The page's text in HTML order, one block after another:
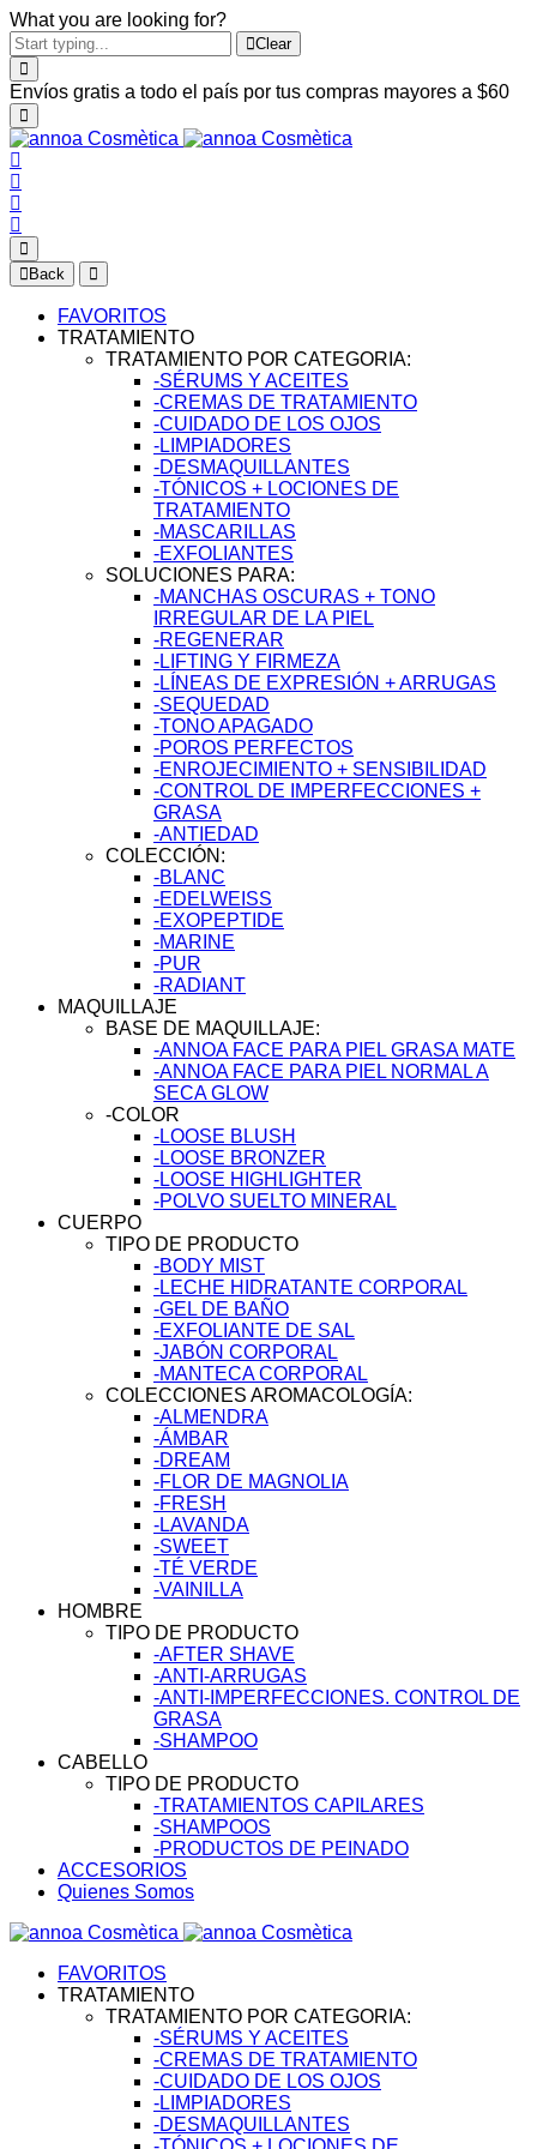
What you are looking for?
Clear
Envíos gratis a todo el país por tus compras mayores a $60
Back
FAVORITOS
TRATAMIENTO
TRATAMIENTO POR CATEGORIA:
-SÉRUMS Y ACEITES
-CREMAS DE TRATAMIENTO
-CUIDADO DE LOS OJOS
-LIMPIADORES
-DESMAQUILLANTES
-TÓNICOS + LOCIONES DE
TRATAMIENTO
-MASCARILLAS
-EXFOLIANTES
SOLUCIONES PARA:
-MANCHAS OSCURAS + TONO
IRREGULAR DE LA PIEL
-REGENERAR
-LIFTING Y FIRMEZA
-LÍNEAS DE EXPRESIÓN + ARRUGAS
-SEQUEDAD
-TONO APAGADO
-POROS PERFECTOS
-ENROJECIMIENTO + SENSIBILIDAD
-CONTROL DE IMPERFECCIONES +
GRASA
-ANTIEDAD
COLECCIÓN:
-BLANC
-EDELWEISS
-EXOPEPTIDE
-MARINE
-PUR
-RADIANT
MAQUILLAJE
BASE DE MAQUILLAJE:
-ANNOA FACE PARA PIEL GRASA MATE
-ANNOA FACE PARA PIEL NORMAL A
SECA GLOW
-COLOR
-LOOSE BLUSH
-LOOSE BRONZER
-LOOSE HIGHLIGHTER
-POLVO SUELTO MINERAL
CUERPO
TIPO DE PRODUCTO
-BODY MIST
-LECHE HIDRATANTE CORPORAL
-GEL DE BAÑO
-EXFOLIANTE DE SAL
-JABÓN CORPORAL
-MANTECA CORPORAL
COLECCIONES AROMACOLOGÍA:
-ALMENDRA
-ÁMBAR
-DREAM
-FLOR DE MAGNOLIA
-FRESH
-LAVANDA
-SWEET
-TÉ VERDE
-VAINILLA
HOMBRE
TIPO DE PRODUCTO
-AFTER SHAVE
-ANTI-ARRUGAS
-ANTI-IMPERFECCIONES. CONTROL DE
GRASA
-SHAMPOO
CABELLO
TIPO DE PRODUCTO
-TRATAMIENTOS CAPILARES
-SHAMPOOS
-PRODUCTOS DE PEINADO
ACCESORIOS
Quienes Somos
FAVORITOS
TRATAMIENTO
TRATAMIENTO POR CATEGORIA:
-SÉRUMS Y ACEITES
-CREMAS DE TRATAMIENTO
-CUIDADO DE LOS OJOS
-LIMPIADORES
-DESMAQUILLANTES